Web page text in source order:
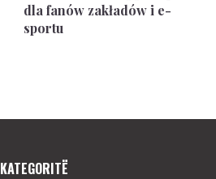
dla fanów zakładów i e-
sportu
KATEGORITË